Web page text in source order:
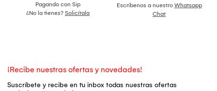
Pagando con Sip
¿No la tienes? Solicítala
Escríbenos a nuestro Whatsapp
Chat
¡Recibe nuestras ofertas y novedades!
Suscríbete y recibe en tu inbox todas nuestras ofertas